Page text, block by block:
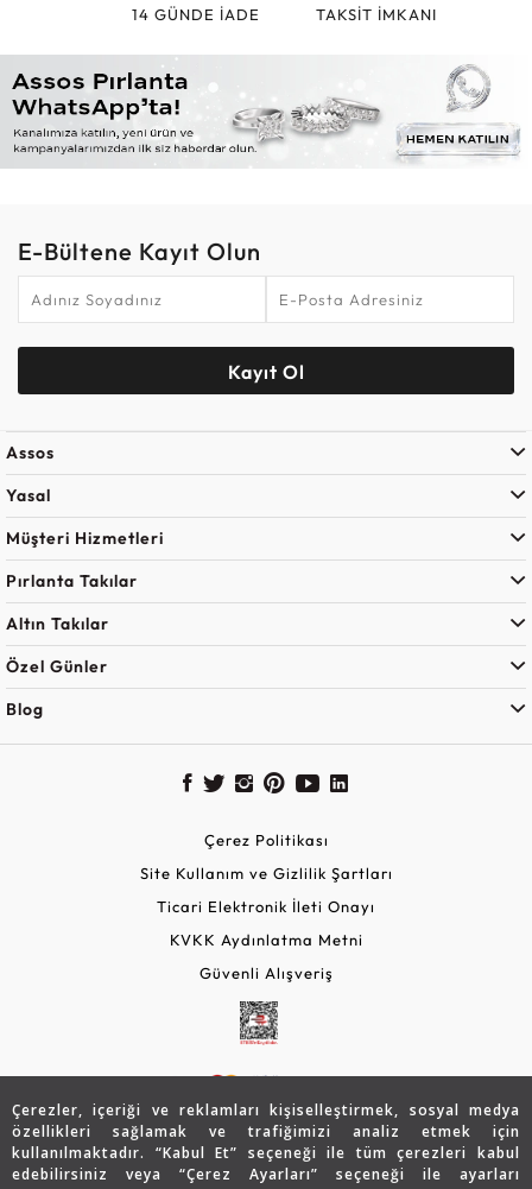
Çerezler, içeriği ve reklamları kişiselleştirmek, sosyal medya
özellikleri sağlamak ve trafiğimizi analiz etmek için
kullanılmaktadır. “Kabul Et” seçeneği ile tüm çerezleri kabul
edebilirsiniz veya “Çerez Ayarları” seçeneği ile ayarları
14 GÜNDE İADE TAKSİT İMKANI
E-Bültene Kayıt Olun
Kayıt Ol
Assos
Yasal
Müşteri Hizmetleri
Pırlanta Takılar
Altın Takılar
Özel Günler
Blog
© 2026 Assos Diamond
Çerez Politikası
Site Kullanım ve Gizlilik Şartları
Ticari Elektronik İleti Onayı
KVKK Aydınlatma Metni
Güvenli Alışveriş